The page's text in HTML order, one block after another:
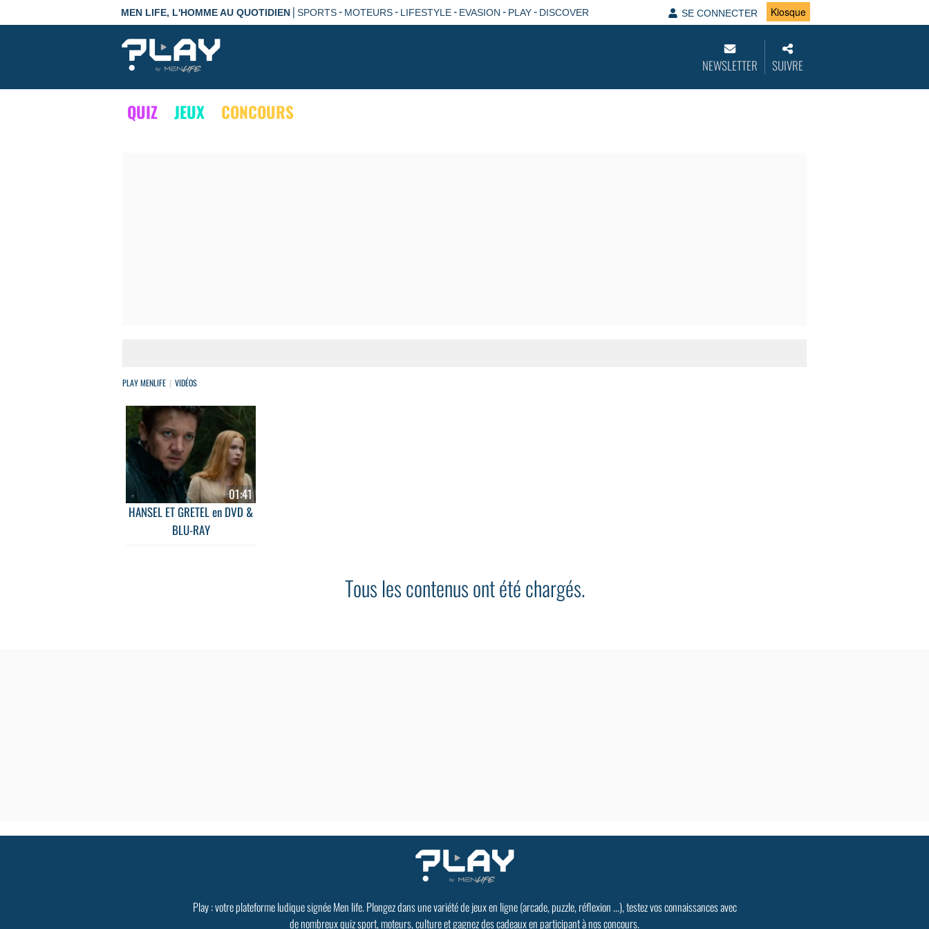
MEN LIFE, L'HOMME AU QUOTIDIEN | SPORTS- MOTEURS- LIFESTYLE- EVASION - PLAY- DISCOVER SE CONNECTER Kiosque
NEWSLETTER SUIVRE
QUIZ JEUX CONCOURS
PLAY MENLIFE VIDÉOS
01:41
HANSEL ET GRETEL en DVD &
BLU-RAY
Tous les contenus ont été chargés.
Play : votre plateforme ludique signée Men life. Plongez dans une variété de jeux en ligne (arcade, puzzle, réflexion ...), testez vos connaissances avec
de nombreux quiz sport, moteurs, culture et gagnez des cadeaux en participant à nos concours.